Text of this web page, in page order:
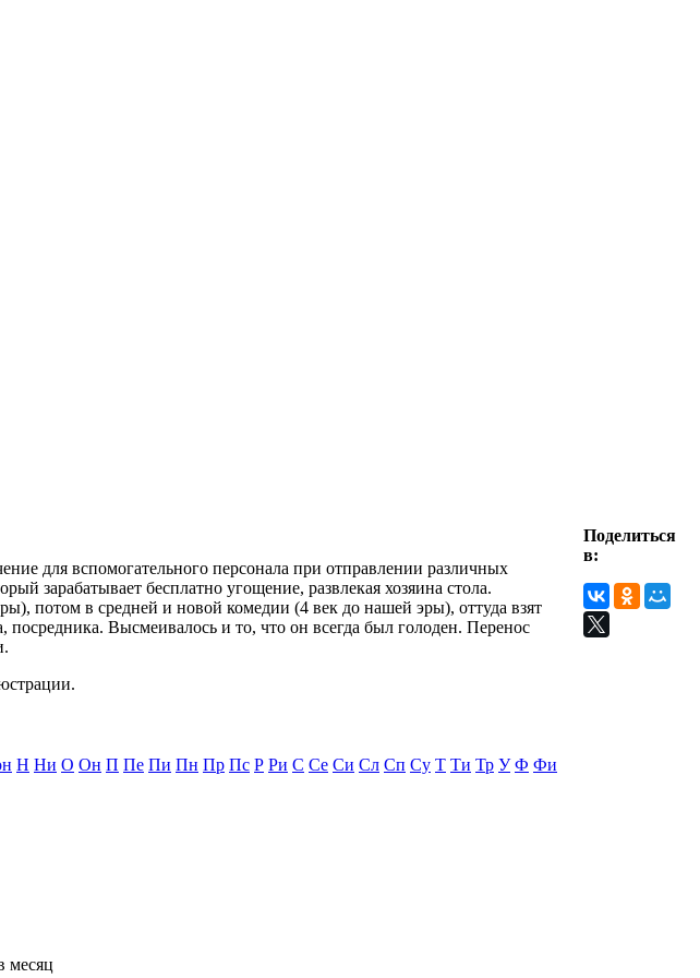
для вспомогательного персонала при отправлении различных
зарабатывает бесплатно угощение, развлекая хозяина стола.
потом в средней и новой комедии (4 век до нашей эры), оттуда взят
Высмеивалось и то, что он всегда был голоден. Перенос
Н Ни О Он П Пе Пи Пн Пр Пс Р Ри С Се Си Сл Сп Су Т Ти Тр У Ф Фи
Поделиться
в:
месяц